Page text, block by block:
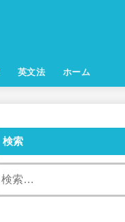
英文法 ホーム
検索